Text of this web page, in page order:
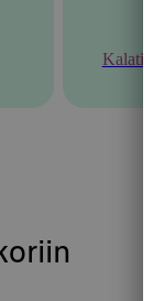
Kalatiski